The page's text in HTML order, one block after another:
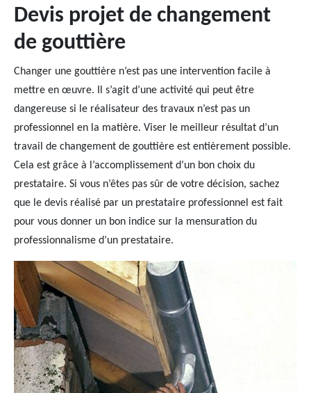
Devis projet de changement
de gouttière
Changer une gouttière n’est pas une intervention facile à
mettre en œuvre. Il s’agit d’une activité qui peut être
dangereuse si le réalisateur des travaux n’est pas un
professionnel en la matière. Viser le meilleur résultat d’un
travail de changement de gouttière est entièrement possible.
Cela est grâce à l’accomplissement d’un bon choix du
prestataire. Si vous n’êtes pas sûr de votre décision, sachez
que le devis réalisé par un prestataire professionnel est fait
pour vous donner un bon indice sur la mensuration du
professionnalisme d’un prestataire.